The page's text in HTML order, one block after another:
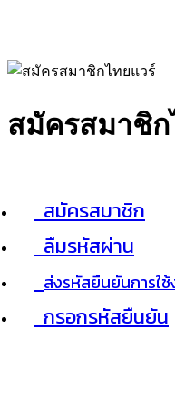
สมัครสมาชิก
สมัครสมาชิก
ลืมรหัสผ่าน
ส่งรหัสยืนยันการใช้
กรอกรหัสยืนยัน